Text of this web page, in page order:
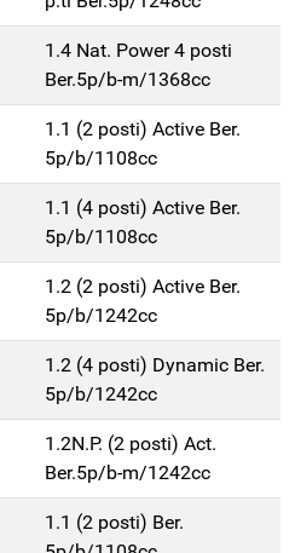
1.4 Nat. Power 4 posti
Ber.5p/b-m/1368cc
1.1 (2 posti) Active Ber.
5p/b/1108cc
1.1 (4 posti) Active Ber.
5p/b/1108cc
1.2 (2 posti) Active Ber.
5p/b/1242cc
1.2 (4 posti) Dynamic Ber.
5p/b/1242cc
1.2N.P. (2 posti) Act.
Ber.5p/b-m/1242cc
1.1 (2 posti) Ber.